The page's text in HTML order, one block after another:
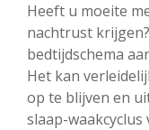
Heeft u moeite
nachtrust
bedtijdschema
Het kan
op te blijven en
slaap-